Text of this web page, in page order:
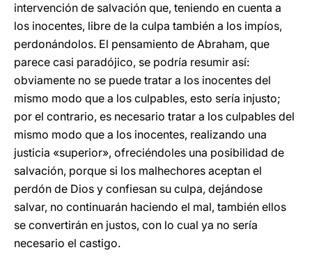
intervención de salvación que, teniendo en cuenta a
los inocentes, libre de la culpa también a los impíos,
perdonándolos. El pensamiento de Abraham, que
parece casi paradójico, se podría resumir así:
obviamente no se puede tratar a los inocentes del
mismo modo que a los culpables, esto sería injusto;
por el contrario, es necesario tratar a los culpables del
mismo modo que a los inocentes, realizando una
justicia «superior», ofreciéndoles una posibilidad de
salvación, porque si los malhechores aceptan el
perdón de Dios y confiesan su culpa, dejándose
salvar, no continuarán haciendo el mal, también ellos
se convertirán en justos, con lo cual ya no sería
necesario el castigo.